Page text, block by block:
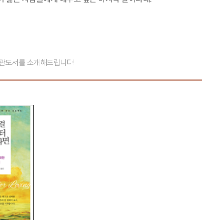
도서를 소개해드립니다!